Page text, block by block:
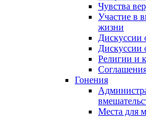
Чувства
Участие в
жизни
Дискуссии
Дискуссии
Религии и
Гонения
Места для